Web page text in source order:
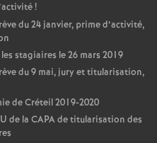
!
du 24 janvier, prime d’activité,
stagiaires le 26 mars 2019
du 9 mai, jury et titularisation,
de Créteil 2019-2020
de la CAPAde titularisation des